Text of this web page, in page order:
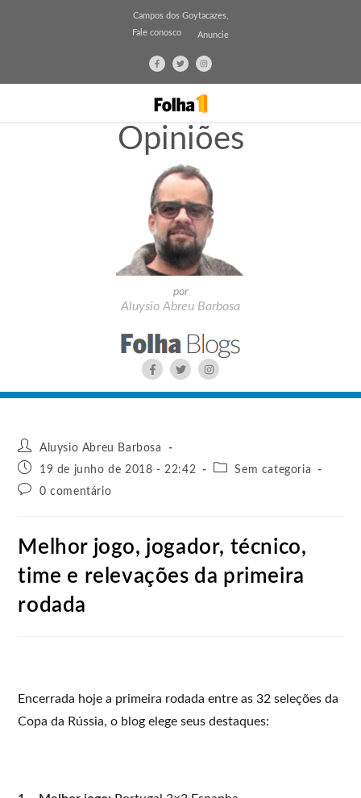
Campos dos Goytacazes,
Fale conosco
Anuncie
Opiniões
por
Aluysio Abreu Barbosa
Aluysio Abreu Barbosa
19 de junho de 2018 - 22:42
Sem categoria
0 comentário
Melhor jogo, jogador, técnico,
time e relevações da primeira
rodada
Encerrada hoje a primeira rodada entre as 32 seleções da
Copa da Rússia, o blog elege seus destaques: